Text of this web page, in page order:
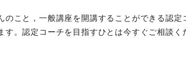
のこと，一般講座を開講することができる認
す。認定コーチを目指すひとは今すぐご相談く